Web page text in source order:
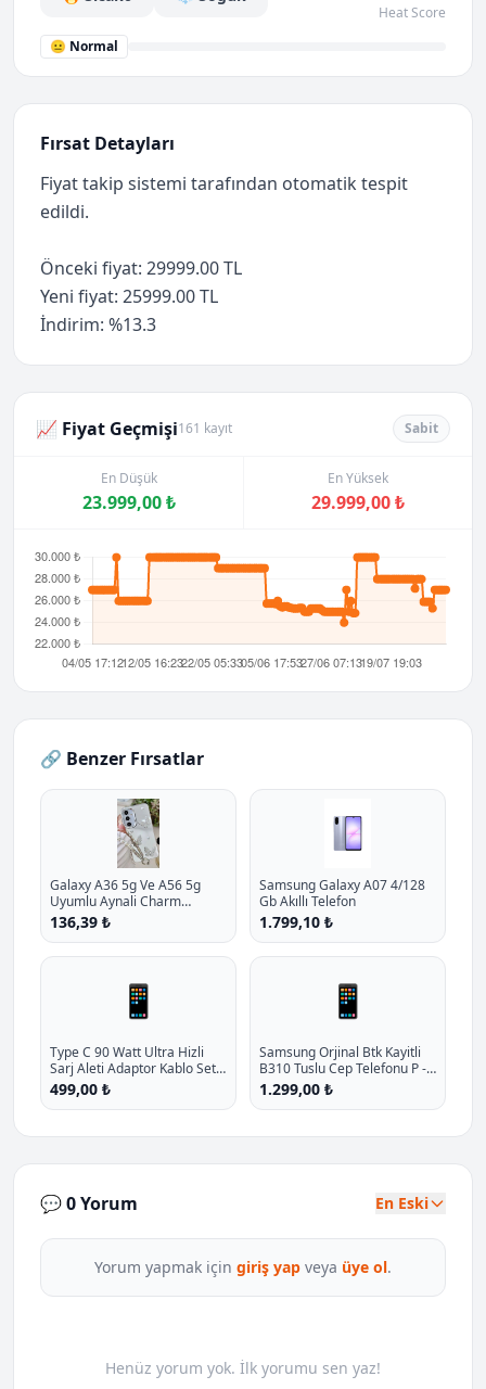
Heat Score
😐 Normal
Fırsat Detayları
Fiyat takip sistemi tarafından otomatik tespit
edildi.
Önceki fiyat: 29999.00 TL
Yeni fiyat: 25999.00 TL
İndirim: %13.3
📈 Fiyat Geçmişi161 kayıt Sabit
En Düşük
23.999,00 ₺
En Yüksek
29.999,00 ₺
🔗 Benzer Fırsatlar
Galaxy A36 5g Ve A56 5g
Uyumlu Aynali Charm
Kelebek Oyuncakli Esnek
Silikon Kilif P - %10.9 İndirim
136,39 ₺
Samsung Galaxy A07 4/128
Gb Akıllı Telefon
1.799,10 ₺
📱
Type C 90 Watt Ultra Hizli
Sarj Aleti Adaptor Kablo Set
Avda P - %33.4 İndirim
499,00 ₺
📱
Samsung Orjinal Btk Kayitli
B310 Tuslu Cep Telefonu P -
%26.2 İndirim
1.299,00 ₺
💬 0 Yorum En Eski
Yorum yapmak için giriş yap veya üye ol.
Henüz yorum yok. İlk yorumu sen yaz!